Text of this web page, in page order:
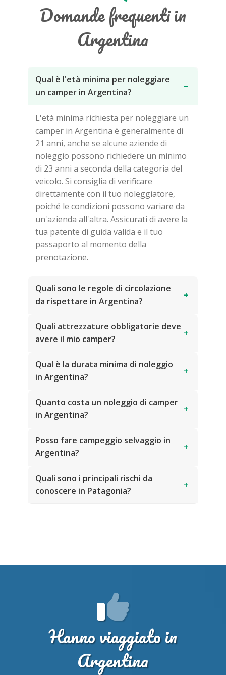
Domande frequenti in
Argentina
Qual è l'età minima per noleggiare
un camper in Argentina?
−
L'età minima richiesta per noleggiare un
camper in Argentina è generalmente di
21 anni, anche se alcune aziende di
noleggio possono richiedere un minimo
di 23 anni a seconda della categoria del
veicolo. Si consiglia di verificare
direttamente con il tuo noleggiatore,
poiché le condizioni possono variare da
un'azienda all'altra. Assicurati di avere la
tua patente di guida valida e il tuo
passaporto al momento della
prenotazione.
Quali sono le regole di circolazione
da rispettare in Argentina?
+
Quali attrezzature obbligatorie deve
avere il mio camper?
+
Qual è la durata minima di noleggio
in Argentina?
+
Quanto costa un noleggio di camper
in Argentina?
+
Posso fare campeggio selvaggio in
Argentina?
+
Quali sono i principali rischi da
conoscere in Patagonia?
+
Hanno viaggiato in
Argentina